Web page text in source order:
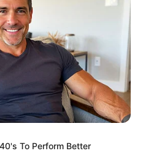
To Perform Better